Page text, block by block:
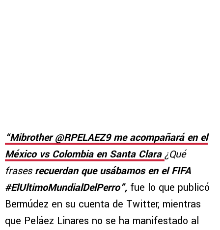
“Mibrother @RPELAEZ9 me acompañará en el
México vs Colombia en Santa Clara¿Qué
frasesrecuerdan que usábamos en el FIFA
#ElUltimoMundialDelPerro”, fue lo que publicó
Bermúdez en su cuenta de Twitter, mientras
que Peláez Linares no se ha manifestado al